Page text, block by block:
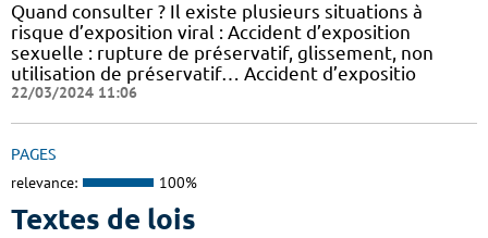
Quand consulter ? Il existe plusieurs situations à
risque d’exposition viral : Accident d’exposition
sexuelle : rupture de préservatif, glissement, non
utilisation de préservatif… Accident d’expositio
22/03/2024 11:06
PAGES
relevance: 100%
Textes de lois